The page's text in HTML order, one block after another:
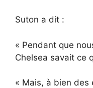
Suton a dit :
« Pendant que
Chelsea savait ce
« Mais, à bien des